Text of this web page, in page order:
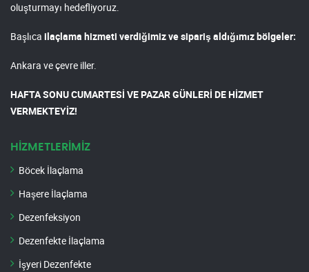
oluşturmayı hedefliyoruz.
Başlıca ilaçlama hizmeti verdiğimiz ve sipariş aldığımız bölgeler:
Ankara ve çevre iller.
HAFTA SONU CUMARTESİ VE PAZAR GÜNLERİ DE HİZMET
VERMEKTEYİZ!
HİZMETLERİMİZ
Böcek İlaçlama
Haşere İlaçlama
Dezenfeksiyon
Dezenfekte İlaçlama
İşyeri Dezenfekte